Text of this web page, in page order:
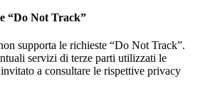
“Do Not Track”
supporta le richieste “Do Not Track”.
servizi di terze parti utilizzati le
a consultare le rispettive privacy